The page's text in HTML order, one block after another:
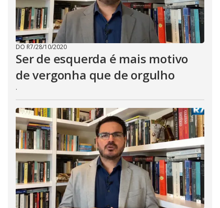
DO R7/28/10/2020
Ser de esquerda é mais motivo
de vergonha que de orgulho
.